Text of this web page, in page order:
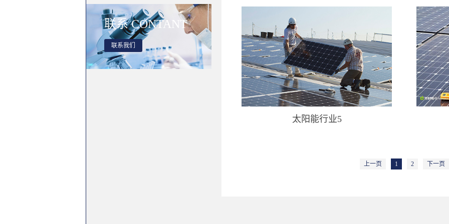
联系 CONTANT
联系我们
太阳能行业5
上一页 1 2 下一页